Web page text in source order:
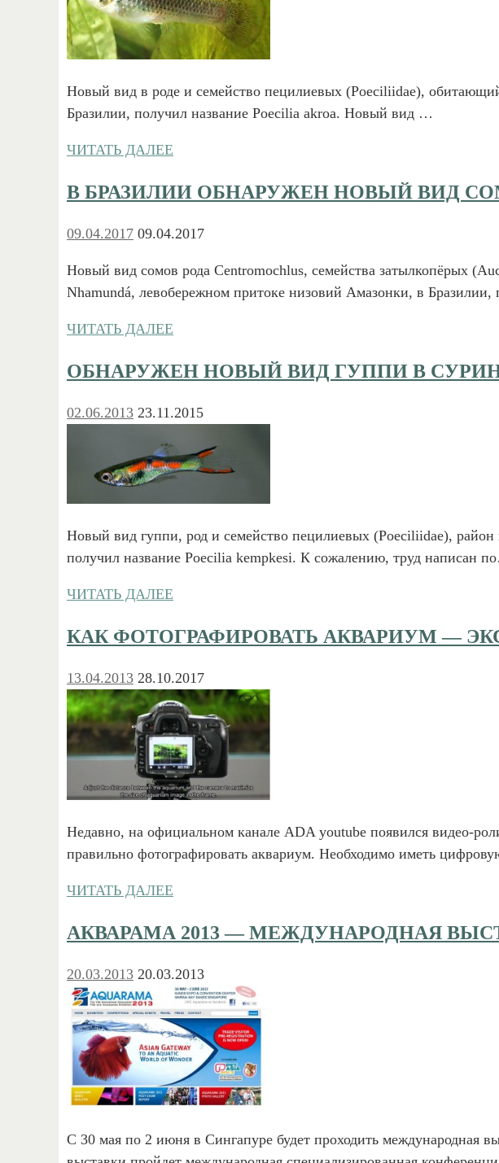
Новый вид в роде и семейство пецилиевых (Poeciliidae),
Бразилии, получил название Poecilia akroa. Новый вид …
ЧИТАТЬ ДАЛЕЕ
В БРАЗИЛИИ ОБНАРУЖЕН НОВЫЙ ВИД
09.04.2017 09.04.2017
Новый вид сомов рода Centromochlus, семейства затылкопёрых
Nhamundá, левобережном притоке низовий Амазонки, в
ЧИТАТЬ ДАЛЕЕ
ОБНАРУЖЕН НОВЫЙ ВИД ГУППИ В
02.06.2013 23.11.2015
Новый вид гуппи, род и семейство пецилиевых (Poeciliidae), район
получил название Poecilia kempkesi. К сожалению, труд написан
ЧИТАТЬ ДАЛЕЕ
КАК ФОТОГРАФИРОВАТЬ АКВАРИУМ —
13.04.2013 28.10.2017
Недавно, на официальном канале ADA youtube появился видео-
правильно фотографировать аквариум. Необходимо иметь
ЧИТАТЬ ДАЛЕЕ
АКВАРАМА 2013 — МЕЖДУНАРОДНАЯ
20.03.2013 20.03.2013
С 30 мая по 2 июня в Сингапуре будет проходить международная